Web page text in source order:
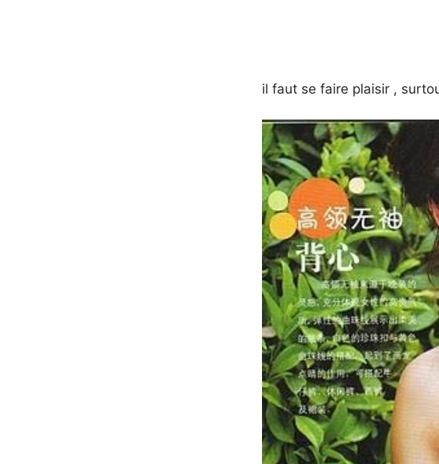
il faut se faire plaisir ,